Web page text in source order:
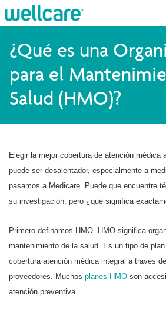
Explorar los Planes
Recursos para Miembros
Proveedores
Encuentre un Proveedor/Farmacia
¿Qué es una
para el
Salud (HMO)?
Elegir la mejor cobertura de atención médica
puede ser desalentador, especialmente a
pasamos a Medicare. Puede que encuentre
su investigación, pero ¿qué significa
Primero definamos HMO. HMO significa
mantenimiento de la salud. Es un tipo de
cobertura atención médica integral a través
proveedores. Muchos planes HMO son
atención preventiva.